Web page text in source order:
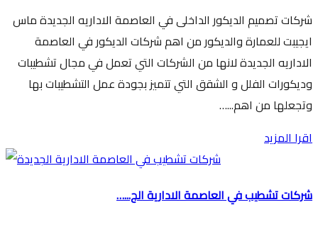
شركات تصميم الديكور الداخلى في العاصمة الاداريه الجديدة ماس
ايجيبت للعمارة والديكور من اهم شركات الديكور في العاصمة
الاداريه الجديدة لانها من الشركات التي تعمل في مجال تشطيبات
وديكورات الفلل و الشقق التي تتميز بجودة عمل التشطيبات بها
وتجعلها من اهم...…
اقرا المزيد
شركات تشطيب في العاصمة الادارية الج...…